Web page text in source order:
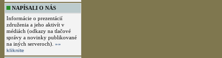
NAPÍSALI O NÁS
Informácie o prezentácií
združenia a jeho aktivít v
médiách (odkazy na tlačové
správy a novinky publikované
na iných serveroch). »»
kliknite